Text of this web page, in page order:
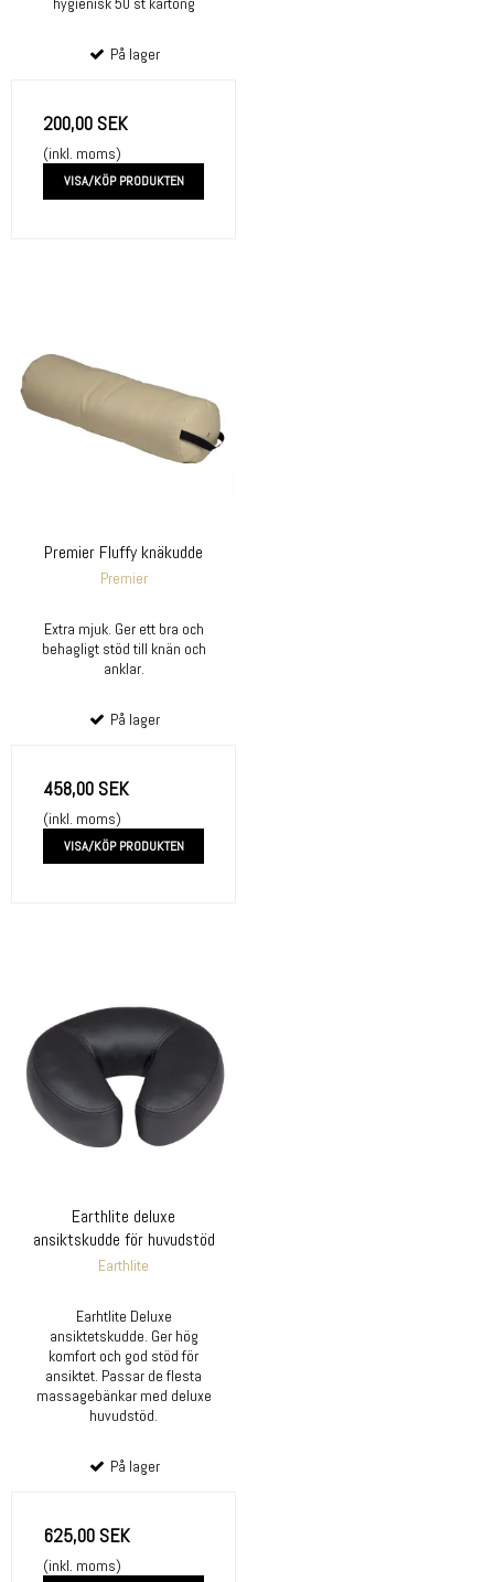
På lager
200,00 SEK
(inkl. moms)
VISA/KÖP PRODUKTEN
Premier Fluffy knäkudde
Premier
Extra mjuk. Ger ett bra och
behagligt stöd till knän och
anklar.
På lager
458,00 SEK
(inkl. moms)
VISA/KÖP PRODUKTEN
Earthlite deluxe
ansiktskudde för huvudstöd
Earthlite
Earhtlite Deluxe
ansiktetskudde. Ger hög
komfort och god stöd för
ansiktet. Passar de flesta
massagebänkar med deluxe
huvudstöd.
På lager
625,00 SEK
(inkl. moms)